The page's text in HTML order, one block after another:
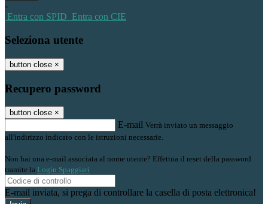
-
Entra con SPID Entra con CIE
Seleziona utente
button close ×
Recupero password
button close ×
E-mail Verrà inviato un messaggio
all'indirizzo indicato con le istruzioni necessarie.
Non hai una e-mail associata al nome utente? Effettua il reset della password
tramite la Login Spaggiari
E-mail inviata, si prega di controllare la casella di posta elettronica!